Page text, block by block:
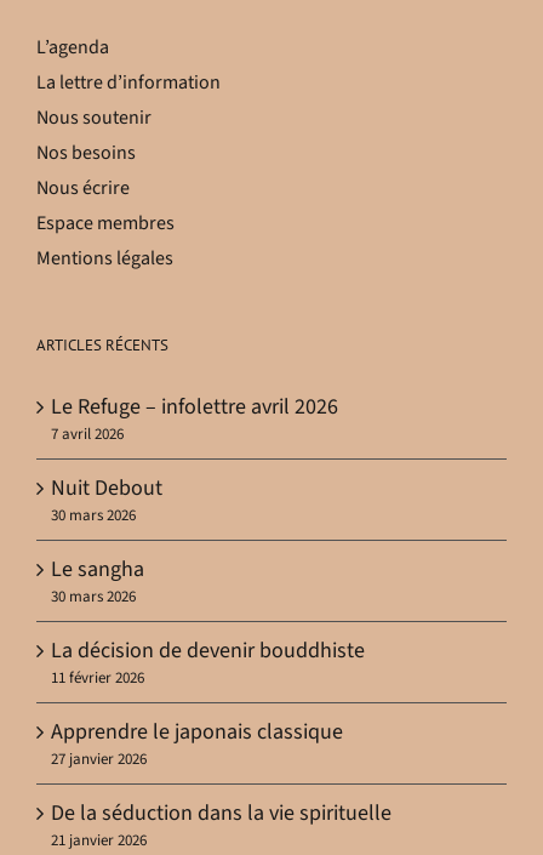
L’agenda
La lettre d’information
Nous soutenir
Nos besoins
Nous écrire
Espace membres
Mentions légales
ARTICLES RÉCENTS
Le Refuge – infolettre avril 2026
7 avril 2026
Nuit Debout
30 mars 2026
Le sangha
30 mars 2026
La décision de devenir bouddhiste
11 février 2026
Apprendre le japonais classique
27 janvier 2026
De la séduction dans la vie spirituelle
21 janvier 2026